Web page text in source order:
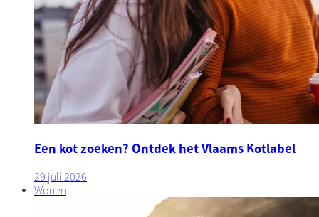
Een kot zoeken? Ontdek het Vlaams Kotlabel
29 juli 2026
Wonen